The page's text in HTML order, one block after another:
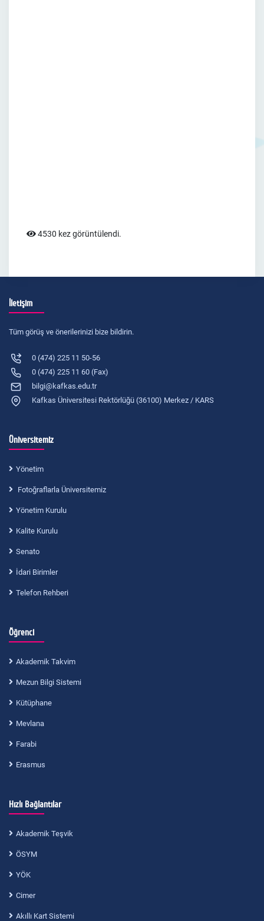
4530 kez görüntülendi.
İletişim
Tüm görüş ve önerilerinizi bize bildirin.
0 (474) 225 11 50-56
0 (474) 225 11 60 (Fax)
bilgi@kafkas.edu.tr
Kafkas Üniversitesi Rektörlüğü (36100) Merkez / KARS
Üniversitemiz
Yönetim
Fotoğraflarla Üniversitemiz
Yönetim Kurulu
Kalite Kurulu
Senato
İdari Birimler
Telefon Rehberi
Öğrenci
Akademik Takvim
Mezun Bilgi Sistemi
Kütüphane
Mevlana
Farabi
Erasmus
Hızlı Bağlantılar
Akademik Teşvik
ÖSYM
YÖK
Cimer
Akıllı Kart Sistemi